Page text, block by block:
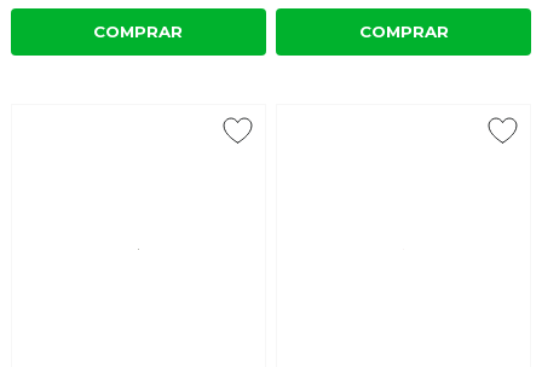
COMPRAR COMPRAR